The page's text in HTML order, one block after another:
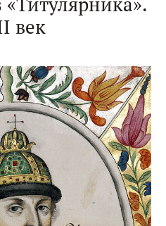
век